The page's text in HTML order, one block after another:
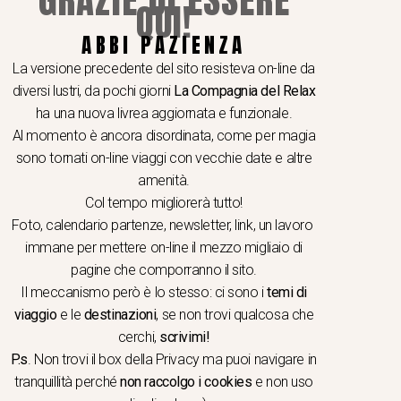
e viaggi video e fotografici
School
& gastronomia
in caicco
e Arte
dei quattro sensi
a Piedi
di nozze
QUI!
ABBI PAZIENZA
La versione precedente del sito resisteva on-line da
diversi lustri, da pochi giorni La Compagnia del Relax
ha una nuova livrea aggiornata e funzionale.
Al momento è ancora disordinata, come per magia
sono tornati on-line viaggi con vecchie date e altre
amenità.
Col tempo migliorerà tutto!
Foto, calendario partenze, newsletter, link, un lavoro
immane per mettere on-line il mezzo migliaio di
pagine che comporranno il sito.
Il meccanismo però è lo stesso: ci sono itemi di
viaggioe le destinazioni, se non trovi qualcosa che
cerchi, scrivimi!
P.s. Non trovi il box della Privacy ma puoi navigare in
tranquillitàperchénon raccolgo i cookies e non uso